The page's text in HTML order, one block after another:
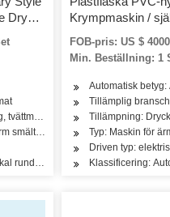
olja, te, grönsaker, frukt,
Dryck
tvättmedel, hudvårdsprodukter,
smältlim
rund flaskmärkningsmaskin
Krympmaskin /
klistermärke
FOB-pris: US $
Min. Beställning: 1
Automatisk betyg:
Tillämplig
Tillämpning:
Typ: Maskin för
Driven typ:
Klassificering: